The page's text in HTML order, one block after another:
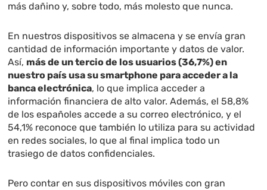
más dañino y, sobre todo, más molesto que nunca.
En nuestros dispositivos se almacena y se envía gran
cantidad de información importante y datos de valor.
Así, más de un tercio de los usuarios (36,7%) en
nuestro país usa su smartphone para acceder a la
banca electrónica, lo que implica acceder a
información financiera de alto valor. Además, el 58,8%
de los españoles accede a su correo electrónico, y el
54,1% reconoce que también lo utiliza para su actividad
en redes sociales, lo que al final implica todo un
trasiego de datos confidenciales.
Pero contar en sus dispositivos móviles con gran